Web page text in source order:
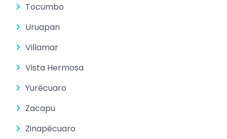
Tocumbo
Uruapan
Villamar
Vista Hermosa
Yurécuaro
Zacapu
Zinapécuaro